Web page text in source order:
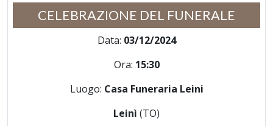
CELEBRAZIONE DEL FUNERALE
Data: 03/12/2024
Ora: 15:30
Luogo: Casa Funeraria Leini
Leinì (TO)